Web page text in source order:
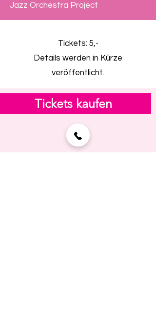
Jazz Orchestra Project
Tickets: 5,-
Details werden in Kürze
veröffentlicht.
Tickets kaufen